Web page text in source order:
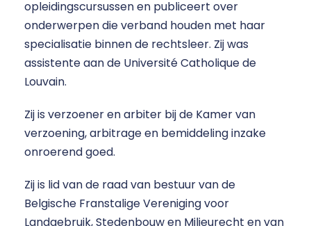
opleidingscursussen en publiceert over
onderwerpen die verband houden met haar
specialisatie binnen de rechtsleer. Zij was
assistente aan de Université Catholique de
Louvain.
Zij is verzoener en arbiter bij de Kamer van
verzoening, arbitrage en bemiddeling inzake
onroerend goed.
Zij is lid van de raad van bestuur van de
Belgische Franstalige Vereniging voor
Landgebruik, Stedenbouw en Milieurecht en van